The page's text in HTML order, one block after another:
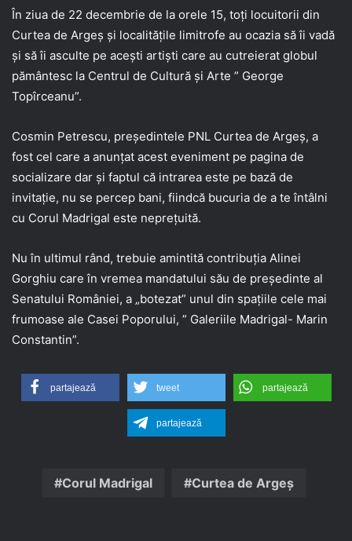
În ziua de 22 decembrie de la orele 15, toți locuitorii din
Curtea de Argeș și localitățile limitrofe au ocazia să îi vadă
și să îi asculte pe acești artiști care au cutreierat globul
pământesc la Centrul de Cultură și Arte ” George
Topîrceanu”.
Cosmin Petrescu, președintele PNL Curtea de Argeș, a
fost cel care a anunțat acest eveniment pe pagina de
socializare dar și faptul că intrarea este pe bază de
invitație, nu se percep bani, fiindcă bucuria de a te întâlni
cu Corul Madrigal este neprețuită.
Nu în ultimul rând, trebuie amintită contribuția Alinei
Gorghiu care în vremea mandatului său de președinte al
Senatului României, a „botezat” unul din spațiile cele mai
frumoase ale Casei Poporului, ” Galeriile Madrigal- Marin
Constantin”.
partajează tweet partajează
partajează
Corul Madrigal Curtea de Argeș